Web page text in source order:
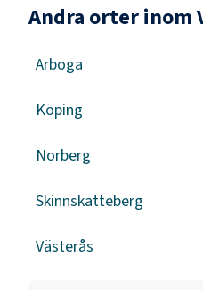
Andra orter inom
Arboga
Köping
Norberg
Skinnskatteberg
Västerås